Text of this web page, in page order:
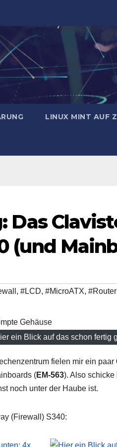
LINUX MINT AUF
Das
(und
, #LCD, #MicroATX, #Router
ein Blick auf das schon fertig
fielen mir ein paar
(EM-563). Also
noch unter der Haube ist.
(Firewall) S340: